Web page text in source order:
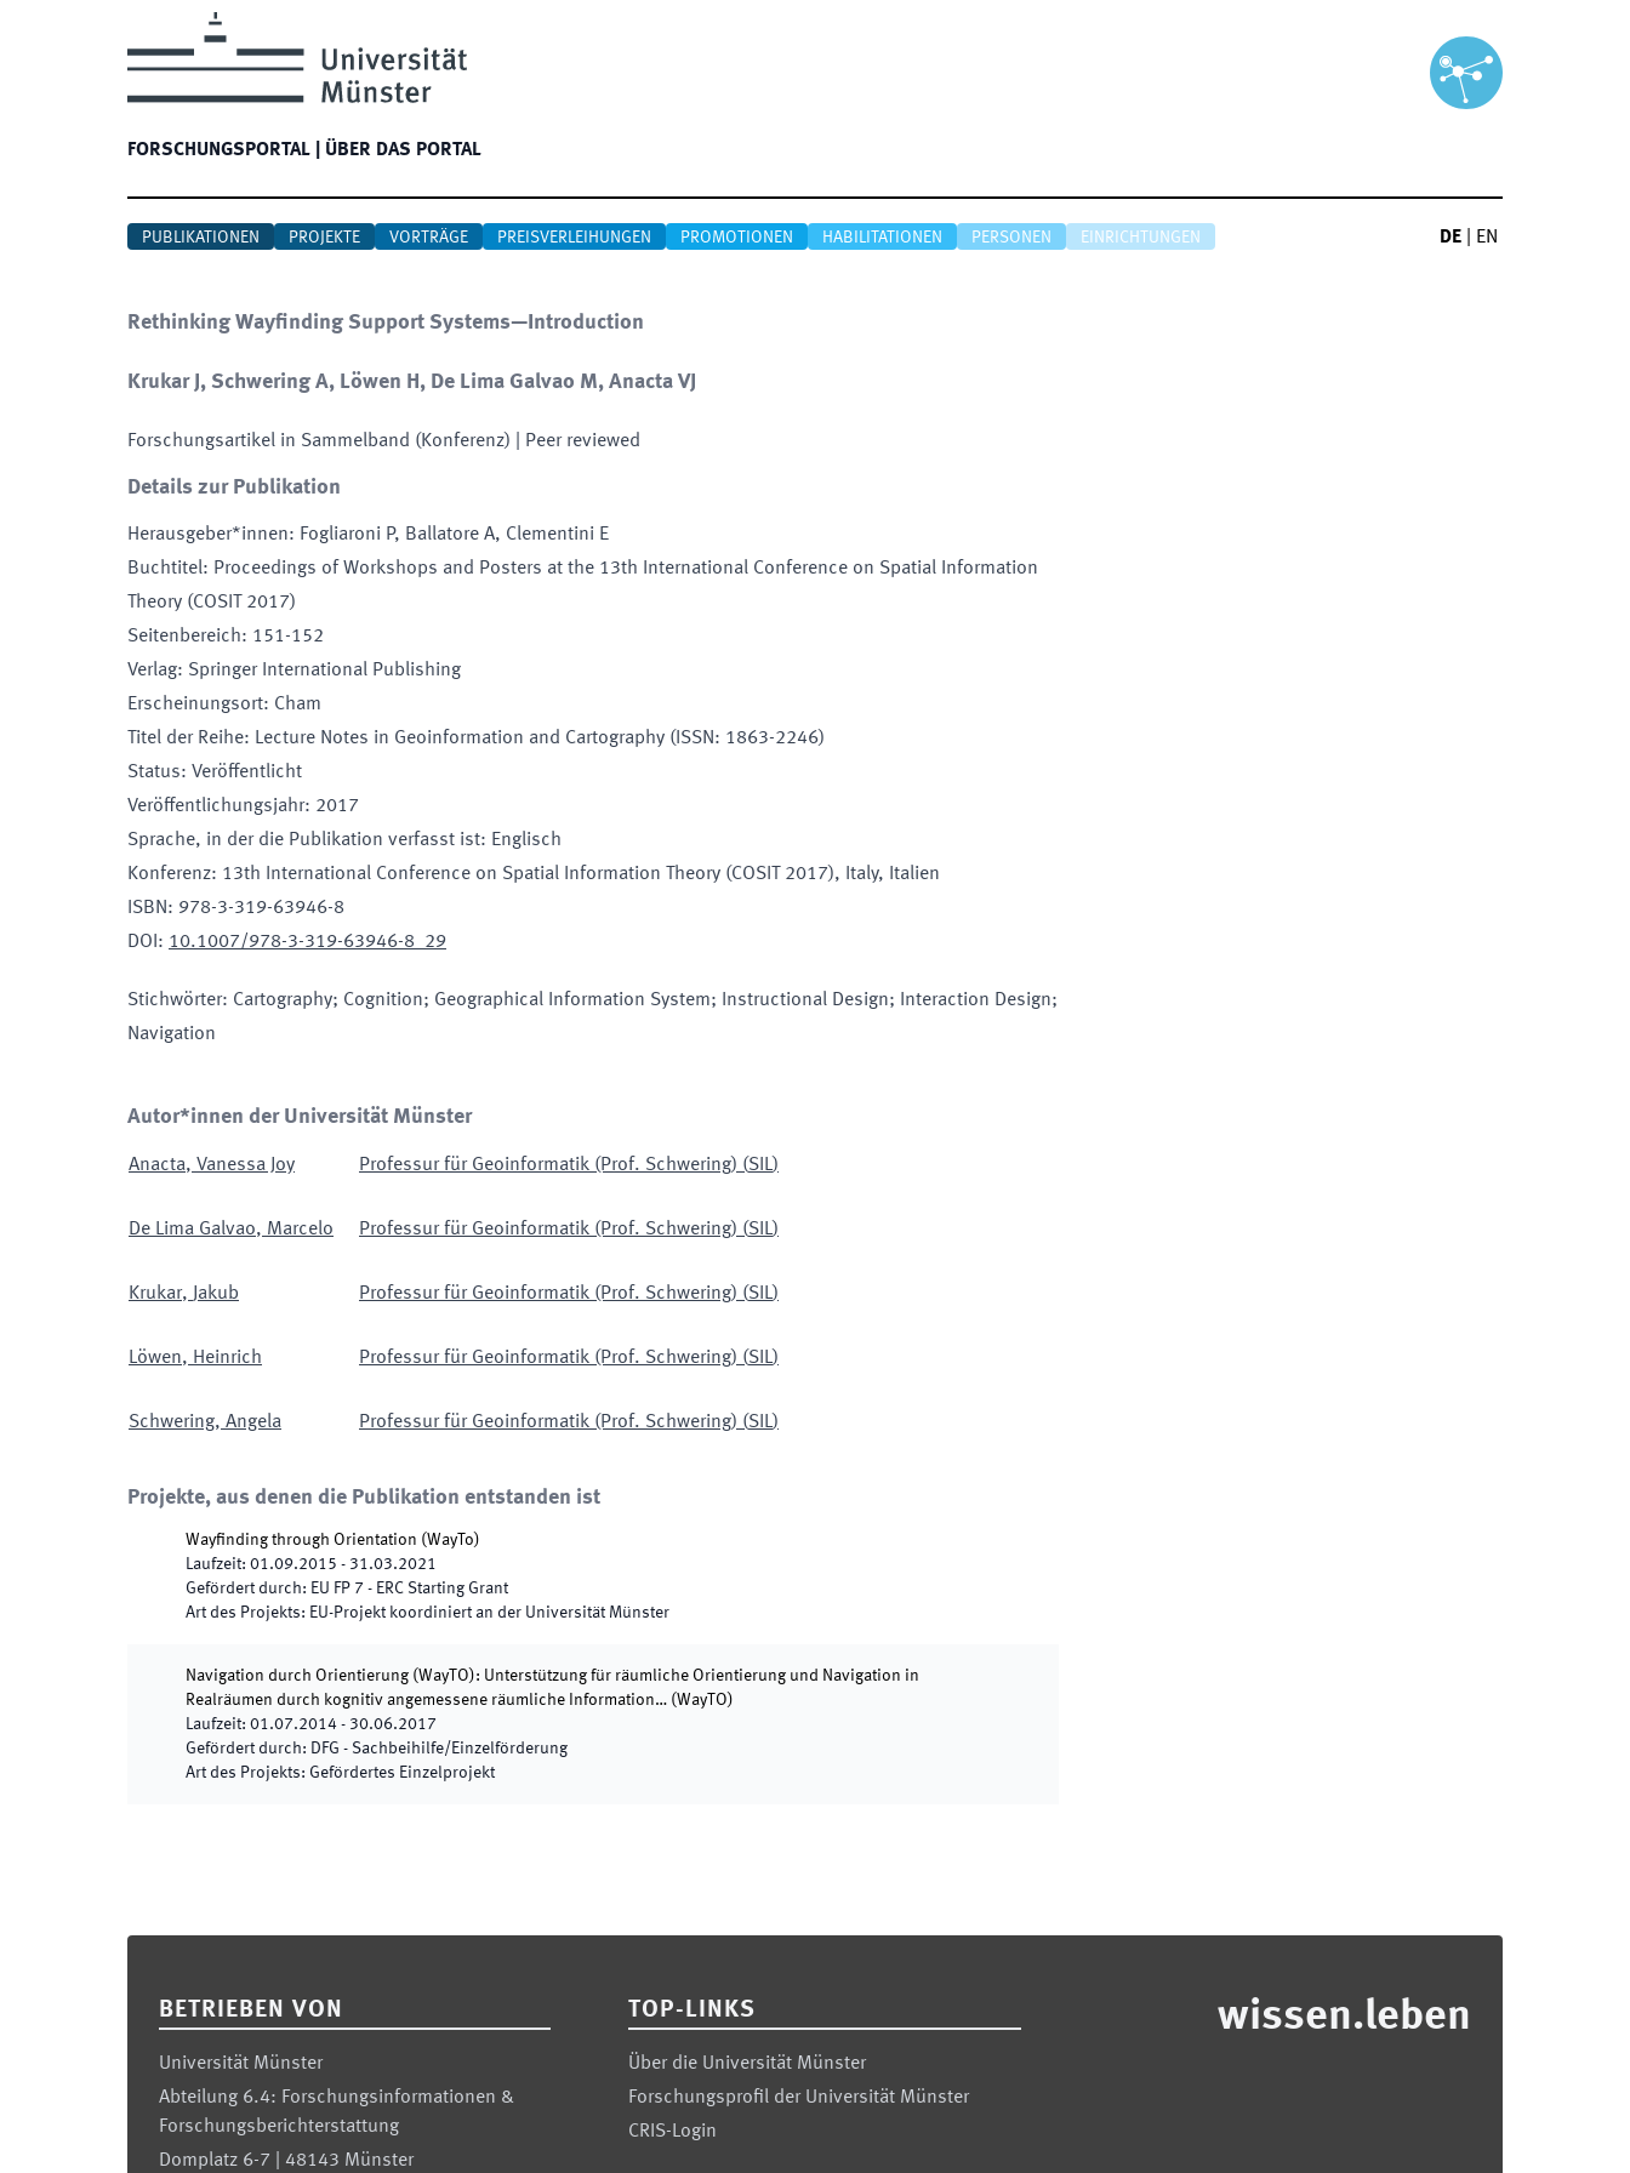
FORSCHUNGSPORTAL ÜBER DAS PORTAL
PUBLIKATIONEN PROJEKTE VORTRÄGE PREISVERLEIHUNGEN PROMOTIONEN HABILITATIONEN PERSONEN EINRICHTUNGEN DE EN
Rethinking Wayfinding Support Systems—Introduction
Krukar J, Schwering A, Löwen H, De Lima Galvao M, Anacta VJ
Forschungsartikel in Sammelband (Konferenz) | Peer reviewed
Details zur Publikation
Herausgeber*innen: Fogliaroni P, Ballatore A, Clementini E
Buchtitel: Proceedings of Workshops and Posters at the 13th International Conference on Spatial Information
Theory (COSIT 2017)
Seitenbereich: 151-152
Verlag: Springer International Publishing
Erscheinungsort: Cham
Titel der Reihe: Lecture Notes in Geoinformation and Cartography (ISSN: 1863-2246)
Status: Veröffentlicht
Veröffentlichungsjahr: 2017
Sprache, in der die Publikation verfasst ist: Englisch
Konferenz: 13th International Conference on Spatial Information Theory (COSIT 2017), Italy, Italien
ISBN: 978-3-319-63946-8
DOI : 10.1007/978-3-319-63946-8_29
Stichwörter: Cartography; Cognition; Geographical Information System; Instructional Design; Interaction Design;
Navigation
Autor*innen der Universität Münster
Anacta, Vanessa Joy Professur für Geoinformatik (Prof. Schwering) (SIL)
De Lima Galvao, Marcelo Professur für Geoinformatik (Prof. Schwering) (SIL)
Krukar, Jakub Professur für Geoinformatik (Prof. Schwering) (SIL)
Löwen, Heinrich Professur für Geoinformatik (Prof. Schwering) (SIL)
Schwering, Angela Professur für Geoinformatik (Prof. Schwering) (SIL)
Projekte, aus denen die Publikation entstanden ist
Wayfinding through Orientation (WayTo)
Laufzeit: 01.09.2015 - 31.03.2021
Gefördert durch: EU FP 7 - ERC Starting Grant
Art des Projekts: EU-Projekt koordiniert an der Universität Münster
Navigation durch Orientierung (WayTO): Unterstützung für räumliche Orientierung und Navigation in
Realräumen durch kognitiv angemessene räumliche Information… (WayTO)
Laufzeit: 01.07.2014 - 30.06.2017
Gefördert durch: DFG - Sachbeihilfe/Einzelförderung
Art des Projekts: Gefördertes Einzelprojekt
BETRIEBEN VON
Universität Münster
Abteilung 6.4: Forschungsinformationen &
Forschungsberichterstattung
Domplatz 6-7 | 48143 Münster
TOP-LINKS
Über die Universität Münster
Forschungsprofil der Universität Münster
CRIS-Login
wissen.leben